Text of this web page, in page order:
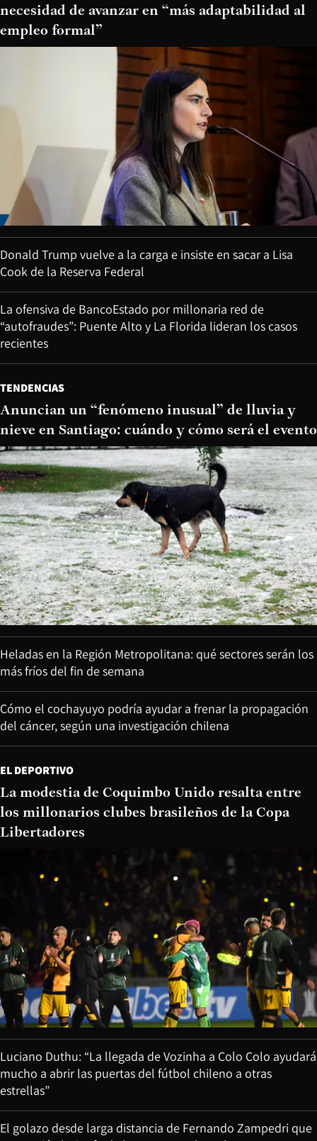
necesidad de avanzar en “más adaptabilidad al
empleo formal”
Donald Trump vuelve a la carga e insiste en sacar a Lisa
Cook de la Reserva Federal
La ofensiva de BancoEstado por millonaria red de
“autofraudes”: Puente Alto y La Florida lideran los casos
recientes
TENDENCIAS
Anuncian un “fenómeno inusual” de lluvia y
nieve en Santiago: cuándo y cómo será el evento
Heladas en la Región Metropolitana: qué sectores serán los
más fríos del fin de semana
Cómo el cochayuyo podría ayudar a frenar la propagación
del cáncer, según una investigación chilena
EL DEPORTIVO
La modestia de Coquimbo Unido resalta entre
los millonarios clubes brasileños de la Copa
Libertadores
Luciano Duthu: “La llegada de Vozinha a Colo Colo ayudará
mucho a abrir las puertas del fútbol chileno a otras
estrellas”
El golazo desde larga distancia de Fernando Zampedri que